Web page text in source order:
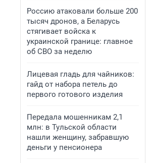
Россию атаковали больше 200
тысяч дронов, а Беларусь
стягивает войска к
украинской границе: главное
об СВО за неделю
Лицевая гладь для чайников:
гайд от набора петель до
первого готового изделия
Передала мошенникам 2,1
млн: в Тульской области
нашли женщину, забравшую
деньги у пенсионера